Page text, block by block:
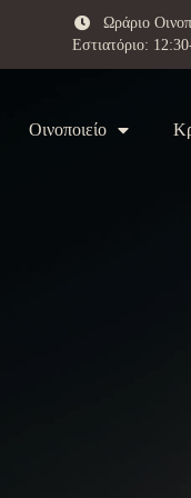
Ωράριο
Εστιατόριο:
Oινοποιείο